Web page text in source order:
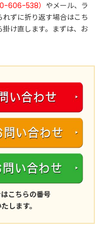
606-538） やメール、ラ
ずに折り返す場合はこち
掛け直します。まずは、お
こちらの番号
します。